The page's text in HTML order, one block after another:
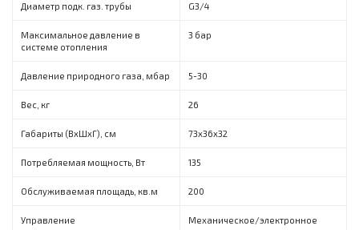
Диаметр подк. газ. трубы G3/4
Максимальное давление в
системе отопления
3 бар
Давление природного газа, мбар 5-30
Вес, кг 26
Габариты (ВxШxГ), см 73x36x32
Потребляемая мощность, Вт 135
Обслуживаемая площадь, кв.м 200
Управление Механическое/электронное